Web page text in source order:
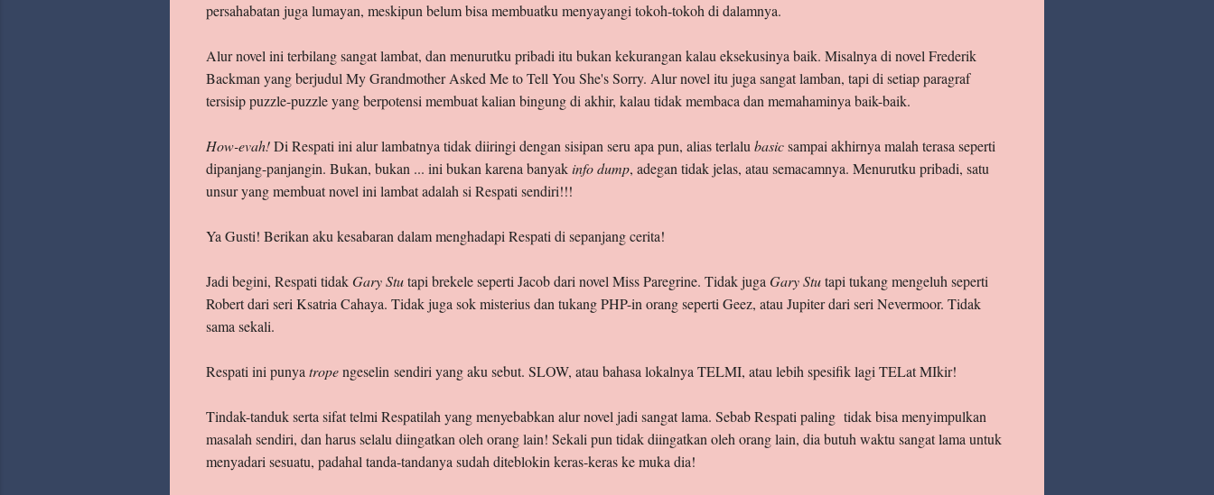
persahabatan juga lumayan, meskipun belum bisa membuatku menyayangi tokoh-tokoh di dalamnya.
Alur novel ini terbilang sangat lambat, dan menurutku pribadi itu bukan kekurangan kalau eksekusinya baik. Misalnya di novel Frederik
Backman yang berjudul My Grandmother Asked Me to Tell You She's Sorry. Alur novel itu juga sangat lamban, tapi di setiap paragraf
tersisip puzzle-puzzle yang berpotensi membuat kalian bingung di akhir, kalau tidak membaca dan memahaminya baik-baik.
How-evah!Di Respati ini alur lambatnya tidak diiringi dengan sisipan seru apa pun, alias terlalu basicsampai akhirnya malah terasa seperti
dipanjang-panjangin. Bukan, bukan ... ini bukan karena banyakinfo dump, adegan tidak jelas, atau semacamnya. Menurutku pribadi, satu
unsur yang membuat novel ini lambat adalah si Respati sendiri!!!
Ya Gusti! Berikan aku kesabaran dalam menghadapi Respati di sepanjang cerita!
Jadi begini, Respati tidakGary Stutapi brekele seperti Jacob dari novel Miss Paregrine. Tidak juga Gary Stutapi tukang mengeluh seperti
Robert dari seri Ksatria Cahaya. Tidak juga sok misterius dan tukang PHP-in orang seperti Geez, atau Jupiter dari seri Nevermoor. Tidak
sama sekali.
Respati ini punya tropengeselin sendiri yang aku sebut. SLOW, atau bahasa lokalnya TELMI, atau lebih spesifik lagi TELat MIkir!
Tindak-tanduk serta sifat telmi Respatilah yang menyebabkan alur novel jadi sangat lama. Sebab Respati paling tidak bisa menyimpulkan
masalah sendiri, dan harus selalu diingatkan oleh orang lain! Sekali pun tidak diingatkan oleh orang lain, dia butuh waktu sangat lama untuk
menyadari sesuatu, padahal tanda-tandanya sudah diteblokin keras-keras ke muka dia!